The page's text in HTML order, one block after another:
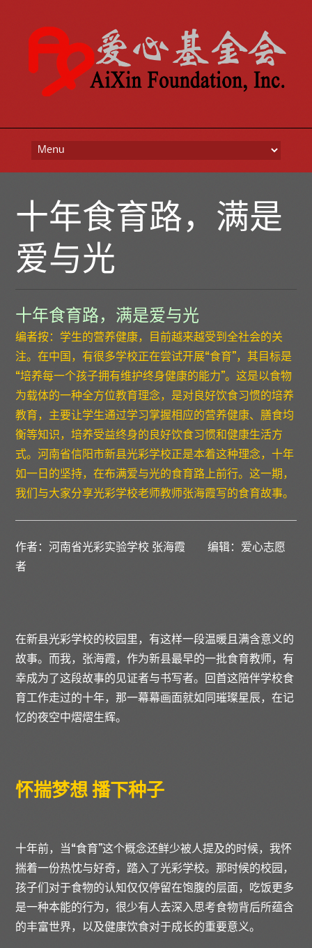
十年食育路，满是
爱与光
十年食育路，满是爱与光
编者按：学生的营养健康，目前越来越受到全社会的关
注。在中国，有很多学校正在尝试开展“食育”，其目标是
“培养每一个孩子拥有维护终身健康的能力”。这是以食物
为载体的一种全方位教育理念，是对良好饮食习惯的培养
教育，主要让学生通过学习掌握相应的营养健康、膳食均
衡等知识，培养受益终身的良好饮食习惯和健康生活方
式。河南省信阳市新县光彩学校正是本着这种理念，十年
如一日的坚持，在布满爱与光的食育路上前行。这一期，
我们与大家分享光彩学校老师教师张海霞写的食育故事。
作者：河南省光彩实验学校 张海霞 编辑：爱心志愿
者
在新县光彩学校的校园里，有这样一段温暖且满含意义的
故事。而我，张海霞，作为新县最早的一批食育教师，有
幸成为了这段故事的见证者与书写者。回首这陪伴学校食
育工作走过的十年，那一幕幕画面就如同璀璨星辰，在记
忆的夜空中熠熠生辉。
怀揣梦想 播下种子
十年前，当“食育”这个概念还鲜少被人提及的时候，我怀
揣着一份热忱与好奇，踏入了光彩学校。那时候的校园，
孩子们对于食物的认知仅仅停留在饱腹的层面，吃饭更多
是一种本能的行为，很少有人去深入思考食物背后所蕴含
的丰富世界，以及健康饮食对于成长的重要意义。